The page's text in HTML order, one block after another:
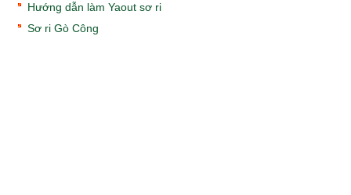
Hướng dẫn làm Yaout sơ ri
Sơ ri Gò Công